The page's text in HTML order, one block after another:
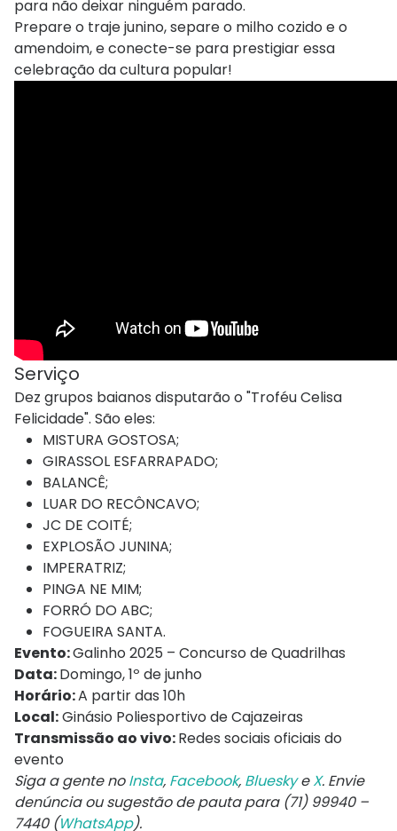
para não deixar ninguém parado.
Prepare o traje junino, separe o milho cozido e o
amendoim, e conecte-se para prestigiar essa
celebração da cultura popular!
Serviço
Dez grupos baianos disputarão o "Troféu Celisa
Felicidade". São eles:
MISTURA GOSTOSA;
GIRASSOL ESFARRAPADO;
BALANCÊ;
LUAR DO RECÔNCAVO;
JC DE COITÉ;
EXPLOSÃO JUNINA;
IMPERATRIZ;
PINGA NE MIM;
FORRÓ DO ABC;
FOGUEIRA SANTA.
Evento:Galinho 2025 – Concurso de Quadrilhas
Data:Domingo, 1º de junho
Horário:A partir das 10h
Local:Ginásio Poliesportivo de Cajazeiras
Transmissão ao vivo:Redes sociais oficiais do
evento
Siga a gente noInsta, Facebook, BlueskyeX. Envie
denúncia ou sugestão de pauta para (71) 99940 –
7440 (WhatsApp).